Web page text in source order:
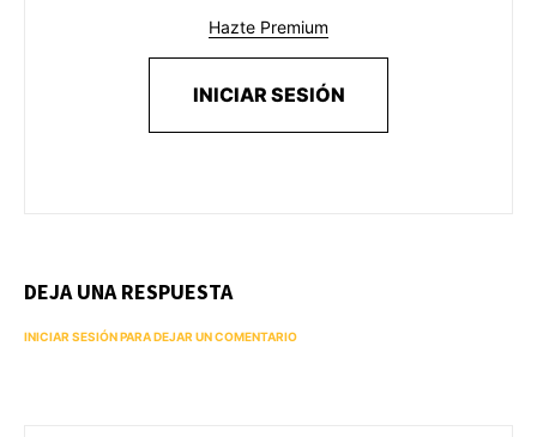
Hazte Premium
INICIAR SESIÓN
DEJA UNA RESPUESTA
INICIAR SESIÓN PARA DEJAR UN COMENTARIO